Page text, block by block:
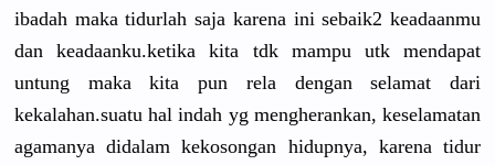
ibadah maka tidurlah saja karena ini sebaik2 keadaanmu
dan keadaanku.ketika kita tdk mampu utk mendapat
untung maka kita pun rela dengan selamat dari
kekalahan.suatu hal indah yg mengherankan, keselamatan
agamanya didalam kekosongan hidupnya, karena tidur